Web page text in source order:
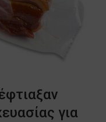
για